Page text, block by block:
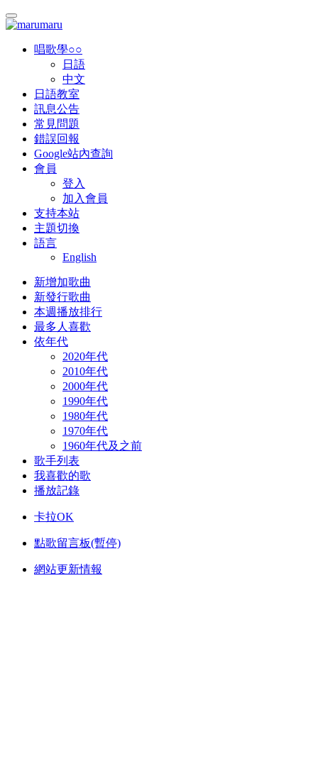
唱歌學○○
日語
中文
日語教室
訊息公告
常見問題
錯誤回報
Google站內查詢
會員
登入
加入會員
支持本站
主題切換
語言
English
新增加歌曲
新發行歌曲
本週播放排行
最多人喜歡
依年代
2020年代
2010年代
2000年代
1990年代
1980年代
1970年代
1960年代及之前
歌手列表
我喜歡的歌
播放記錄
卡拉OK
點歌留言板(暫停)
網站更新情報